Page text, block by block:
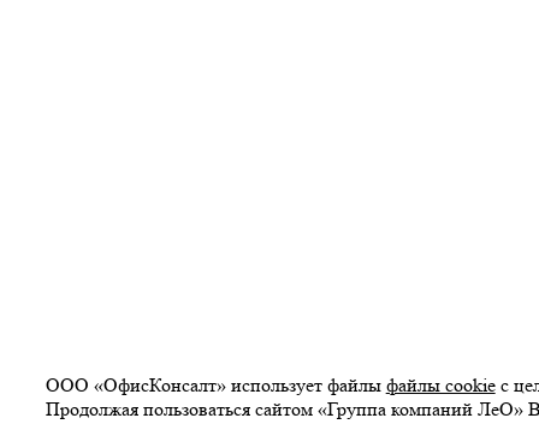
ООО «ОфисКонсалт» использует файлы файлы cookieс
Продолжая пользоваться сайтом «Группа компаний ЛеО»